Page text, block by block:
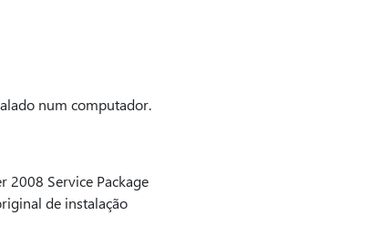
num computador.
2008 Service Package
de instalação